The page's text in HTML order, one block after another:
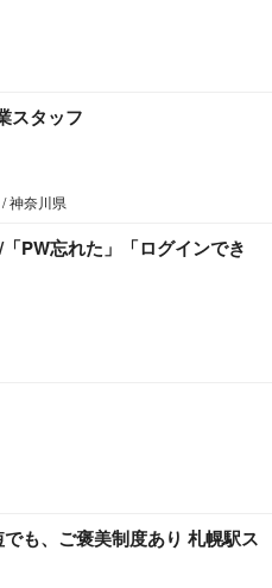
スタッフ
神奈川県
PW忘れた」「ログインでき
も、ご褒美制度あり 札幌駅ス